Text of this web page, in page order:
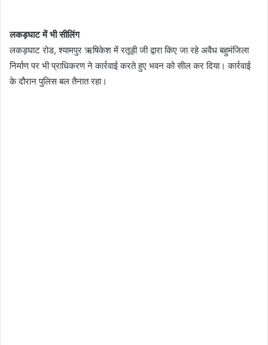
लकड़घाट में भी सीलिंग
लकड़घाट रोड, श्यामपुर ऋषिकेश में रतूड़ी जी द्वारा किए जा रहे अवैध बहुमंजिला
निर्माण पर भी प्राधिकरण ने कार्रवाई करते हुए भवन को सील कर दिया। कार्रवाई
के दौरान पुलिस बल तैनात रहा।